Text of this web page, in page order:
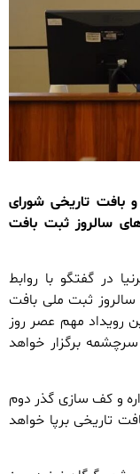
بافت تاریخی شورای
های سالروز ثبت بافت
در گفتگو با روابط
سالروز ثبت ملی بافت
رویداد مهم عصر روز
سرچشمه برگزار خواهد
و کف سازی گذر دوم
تاریخی برپا خواهد